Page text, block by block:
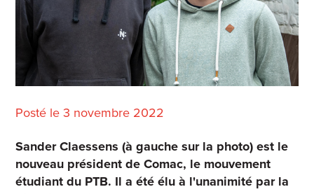
Posté le 3 novembre 2022
Sander Claessens (à gauche sur la photo) est le
nouveau président de Comac, le mouvement
étudiant du PTB. Il a été élu à l'unanimité par la